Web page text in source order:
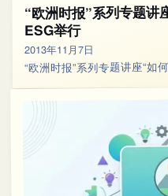
“欧洲时报”系列专题讲
ESG举行
2013年11月7日
“欧洲时报”系列专题讲座“如